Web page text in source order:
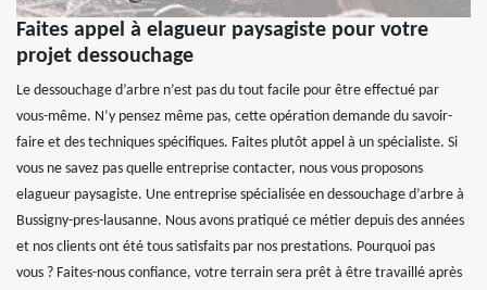
Faites appel à elagueur paysagiste pour votre
projet dessouchage
Le dessouchage d’arbre n’est pas du tout facile pour être effectué par
vous-même. N’y pensez même pas, cette opération demande du savoir-
faire et des techniques spécifiques. Faites plutôt appel à un spécialiste. Si
vous ne savez pas quelle entreprise contacter, nous vous proposons
elagueur paysagiste. Une entreprise spécialisée en dessouchage d’arbre à
Bussigny-pres-lausanne. Nous avons pratiqué ce métier depuis des années
et nos clients ont été tous satisfaits par nos prestations. Pourquoi pas
vous ? Faites-nous confiance, votre terrain sera prêt à être travaillé après